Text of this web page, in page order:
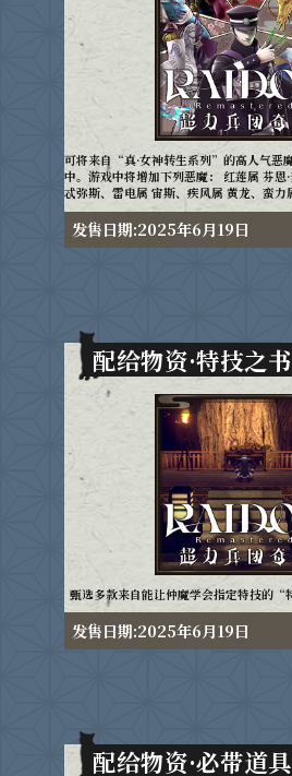
可将来自“真·女神转生系列”的高人气恶
中。游戏中将增加下列恶魔： 红莲属 芬恩
忒弥斯、雷电属 宙斯、疾风属 黄龙、蛮力
发售日期:2025年6月19日
配给物资·特技之
甄选多款来自能让仲魔学会指定特技的“
发售日期:2025年6月19日
配给物资·必带道